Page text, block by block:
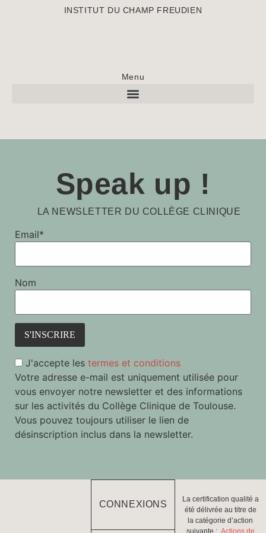
INSTITUT DU CHAMP FREUDIEN
Menu
Speak up !
LA NEWSLETTER DU COLLÈGE CLINIQUE
Email*
Nom
J'accepte les termes et conditions
Votre adresse e-mail est uniquement utilisée pour
vous envoyer notre newsletter et des informations
sur les activités du Collège Clinique de Toulouse.
Vous pouvez toujours utiliser le lien de
désinscription inclus dans la newsletter.
CONNEXIONS
La certification qualité a
été délivrée au titre de
la catégorie d’action
suivante : Actions de